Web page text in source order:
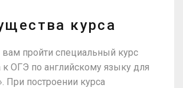
курса
пройти специальный курс
к ОГЭ по английскому языку для
При построении курса